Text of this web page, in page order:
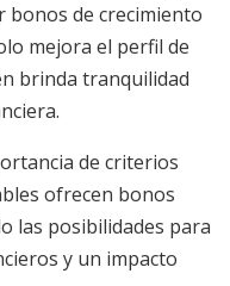
bonos de crecimiento
mejora el perfil de
brinda tranquilidad
de criterios
ofrecen bonos
las posibilidades para
y un impacto